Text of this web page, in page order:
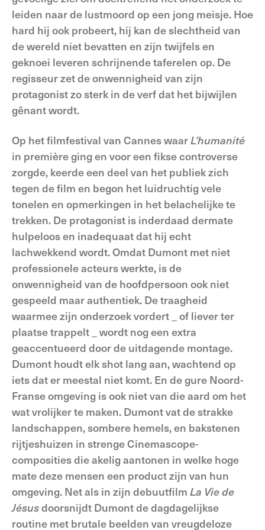
leiden naar de lustmoord op een jong meisje. Hoe
hard hij ook probeert, hij kan de slechtheid van
de wereld niet bevatten en zijn twijfels en
geknoei leveren schrijnende taferelen op. De
regisseur zet de onwennigheid van zijn
protagonist zo sterk in de verf dat het bijwijlen
gênant wordt.
Op het filmfestival van Cannes waarL’humanité
in première ging en voor een fikse controverse
zorgde, keerde een deel van het publiek zich
tegen de film en begon het luidruchtig vele
tonelen en opmerkingen in het belachelijke te
trekken. De protagonist is inderdaad dermate
hulpeloos en inadequaat dat hij echt
lachwekkend wordt. Omdat Dumont met niet
professionele acteurs werkte, is de
onwennigheid van de hoofdpersoon ook niet
gespeeld maar authentiek. De traagheid
waarmee zijn onderzoek vordert _ of liever ter
plaatse trappelt _ wordt nog een extra
geaccentueerd door de uitdagende montage.
Dumont houdt elk shot lang aan, wachtend op
iets dat er meestal niet komt. En de gure Noord-
Franse omgeving is ook niet van die aard om het
wat vrolijker te maken. Dumont vat de strakke
landschappen, sombere hemels, en bakstenen
rijtjeshuizen in strenge Cinemascope-
composities die akelig aantonen in welke hoge
mate deze mensen een product zijn van hun
omgeving. Net als in zijn debuutfilm La Vie de
Jésusdoorsnijdt Dumont de dagdagelijkse
routine met brutale beelden van vreugdeloze